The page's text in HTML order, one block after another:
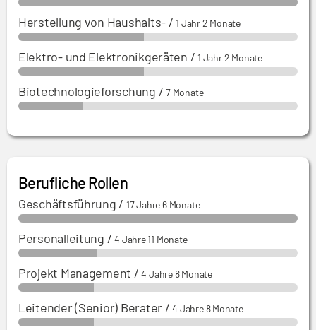
Herstellung von Haushalts-/1 Jahr 2 Monate
Elektro- und Elektronikgeräten /1 Jahr 2 Monate
Biotechnologieforschung / 7 Monate
Berufliche Rollen
Geschäftsführung / 17 Jahre 6 Monate
Personalleitung /4 Jahre 11 Monate
Projekt Management /4 Jahre 8 Monate
Leitender (Senior) Berater/4 Jahre 8 Monate